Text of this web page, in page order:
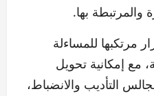
والمرتبطة بها.
مرتكبها للمساءلة
مع إمكانية تحويل
التأديب والانضباط،